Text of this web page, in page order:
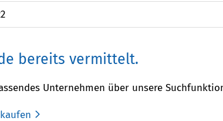
bereits vermittelt.
Unternehmen über unsere